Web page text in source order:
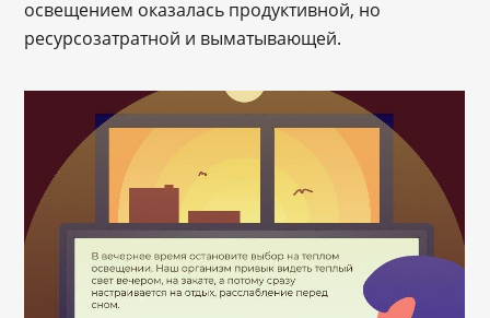
освещением оказалась продуктивной, но
ресурсозатратной и выматывающей.